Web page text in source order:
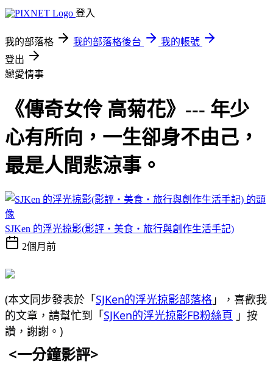
登入
我的部落格 我的部落格後台
我的帳號
登出
戀愛情事
《傳奇女伶 高菊花》--- 年少
心有所向，一生卻身不由己，
最是人間悲涼事。
SJKen 的浮光掠影(影評‧美食‧旅行與創作生活手記)
2個月前
(本文同步發表於「SJKen的浮光掠影部落格 」，喜歡我
的文章，請幫忙到「SJKen的浮光掠影FB粉絲頁 」按
讚，謝謝。)
<一分鐘影評>